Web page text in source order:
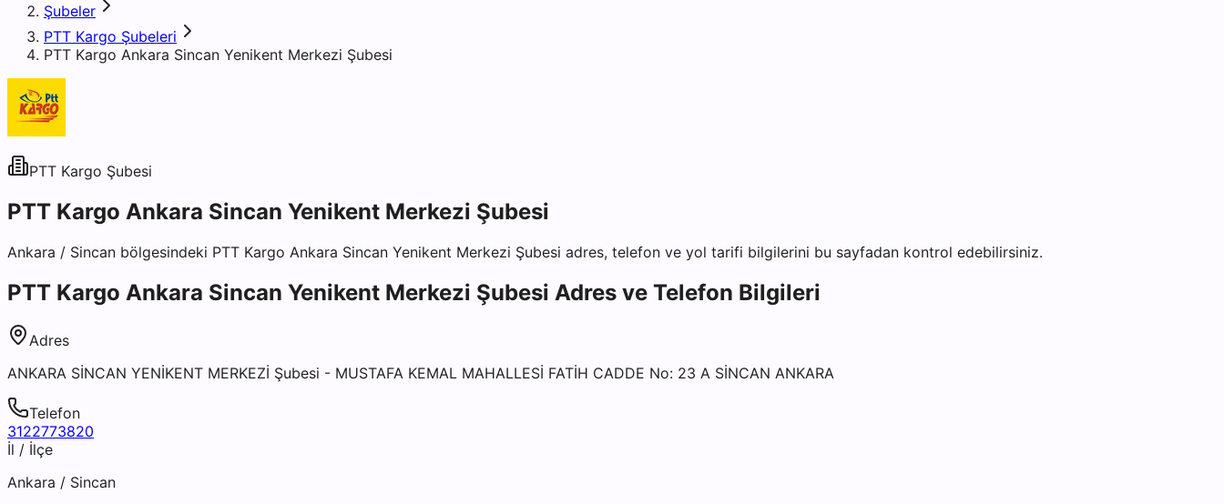
Şubeler
PTT Kargo Şubeleri
PTT Kargo Ankara Sincan Yenikent Merkezi Şubesi
PTT Kargo Şubesi
PTT Kargo Ankara Sincan Yenikent Merkezi Şubesi
Ankara / Sincan bölgesindeki PTT Kargo Ankara Sincan Yenikent Merkezi Şubesi adres, telefon ve yol tarifi bilgilerini bu sayfadan kontrol edebilirsiniz.
PTT Kargo Ankara Sincan Yenikent Merkezi Şubesi Adres ve Telefon Bilgileri
Adres
ANKARA SİNCAN YENİKENT MERKEZİ Şubesi - MUSTAFA KEMAL MAHALLESİ FATİH CADDE No: 23 A SİNCAN ANKARA
Telefon
3122773820
İl / İlçe
Ankara / Sincan